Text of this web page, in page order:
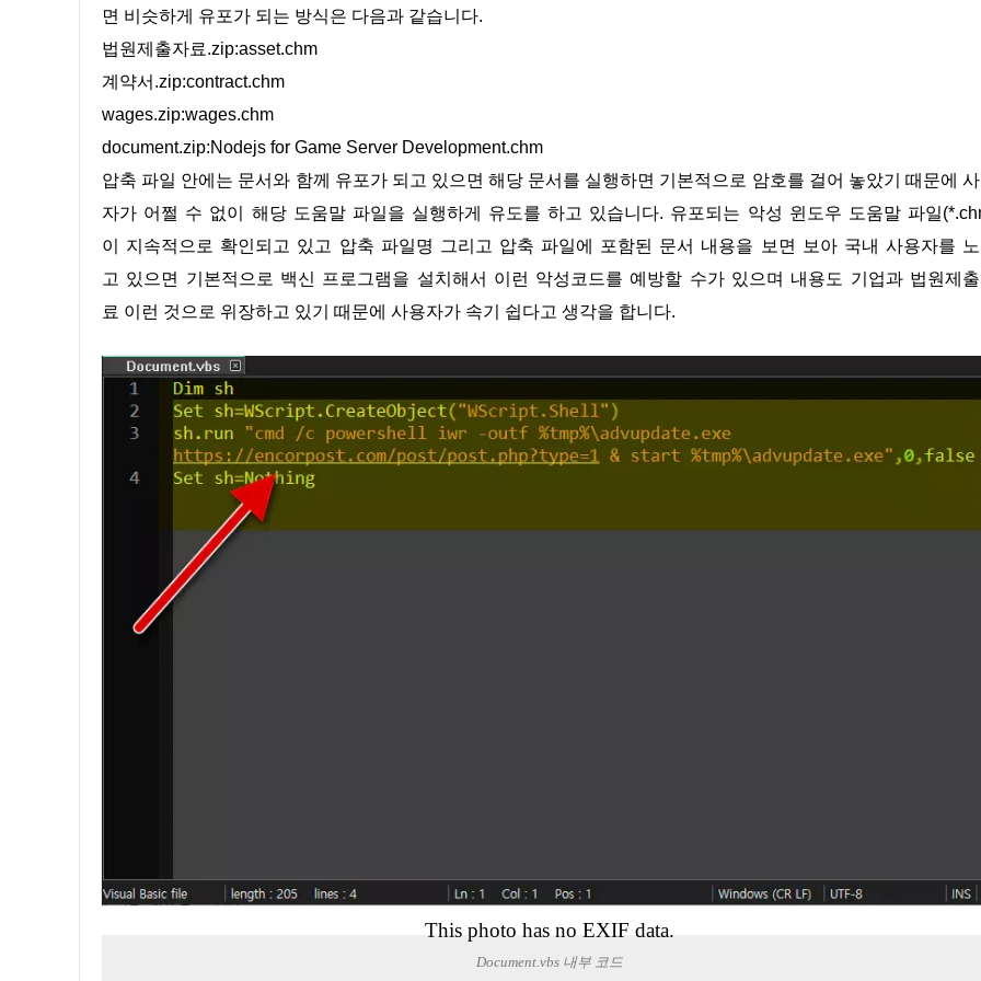
면 비슷하게 유포가 되는 방식은 다음과 같습니다.
법원제출자료.zip:asset.chm
계약서.zip:contract.chm
wages.zip:wages.chm
document.zip:Nodejs for Game Server Development.chm
압축 파일 안에는 문서와 함께 유포가 되고 있으면 해당 문서를 실행하면 기본적으로 암호를 걸어 놓았기 때문에
자가 어쩔 수 없이 해당 도움말 파일을 실행하게 유도를 하고 있습니다. 유포되는 악성 윈도우 도움말 파일
이 지속적으로 확인되고 있고 압축 파일명 그리고 압축 파일에 포함된 문서 내용을 보면 보아 국내 사용자를 노
고 있으면 기본적으로 백신 프로그램을 설치해서 이런 악성코드를 예방할 수가 있으며 내용도 기업과 법원제
료 이런 것으로 위장하고 있기 때문에 사용자가 속기 쉽다고 생각을 합니다.
This photo has no EXIF data.
Document.vbs 내부 코드